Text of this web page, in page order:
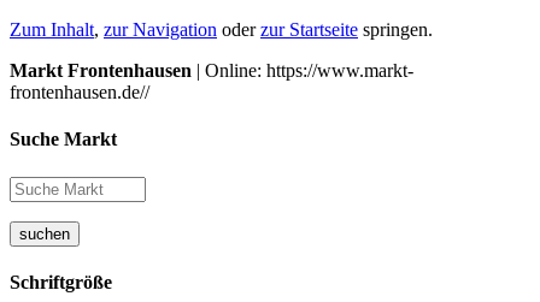
Zum Inhalt, zur Navigation oderzur Startseite springen.
Markt Frontenhausen | Online: https://www.markt-
frontenhausen.de//
Suche Markt
suchen
Schriftgröße